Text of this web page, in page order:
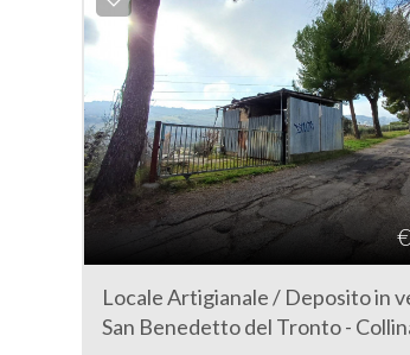
Locale Artigianale / Deposito in
San Benedetto del Tronto -